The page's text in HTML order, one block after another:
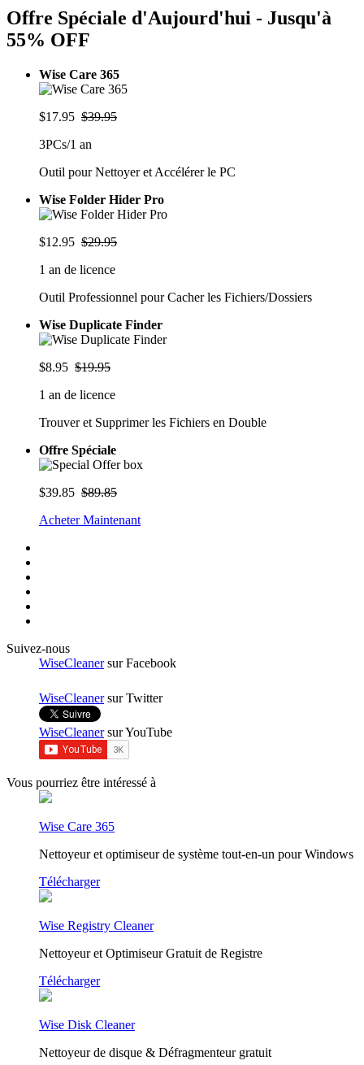
Offre Spéciale d'Aujourd'hui - Jusqu'à
55% OFF
Wise Care 365
$17.95 $39.95
3PCs/1 an
Outil pour Nettoyer et Accélérer le PC
Wise Folder Hider Pro
$12.95 $29.95
1 an de licence
Outil Professionnel pour Cacher les Fichiers/Dossiers
Wise Duplicate Finder
$8.95 $19.95
1 an de licence
Trouver et Supprimer les Fichiers en Double
Offre Spéciale
$39.85 $89.85
Acheter Maintenant
Suivez-nous
WiseCleanersur Facebook
WiseCleanersur Twitter
WiseCleanersur YouTube
Vous pourriez être intéressé à
Wise Care 365
Nettoyeur et optimiseur de système tout-en-un pour Windows
Télécharger
Wise Registry Cleaner
Nettoyeur et Optimiseur Gratuit de Registre
Télécharger
Wise Disk Cleaner
Nettoyeur de disque & Défragmenteur gratuit